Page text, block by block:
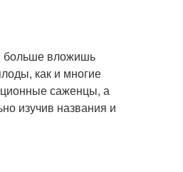
больше вложишь
как и многие
саженцы, а
изучив названия и